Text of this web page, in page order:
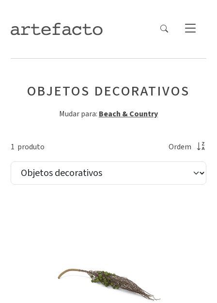
OBJETOS DECORATIVOS
Mudar para: Beach & Country
1 produto Ordem